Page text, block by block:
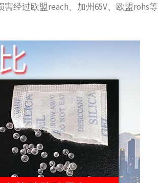
经过欧盟reach、加州65V、欧盟rohs等